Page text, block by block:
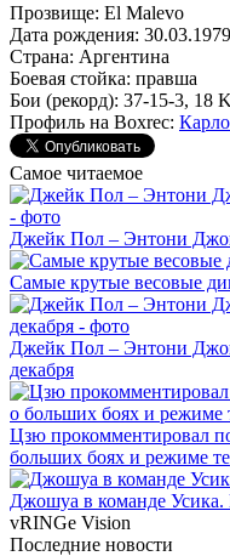
Прозвище: El Malevo
Дата рождения:
Страна: Аргентина
Боевая стойка: правша
Бои (рекорд): 37-15-3, 18
Профиль на Boxrec:
Самое читаемое
Джейк Пол – Энтони
Самые крутые весовые
Джейк Пол – Энтони
декабря
Цзю прокомментировал
больших боях и режиме
Джошуа в команде Усика.
vRINGe Vision
Последние новости